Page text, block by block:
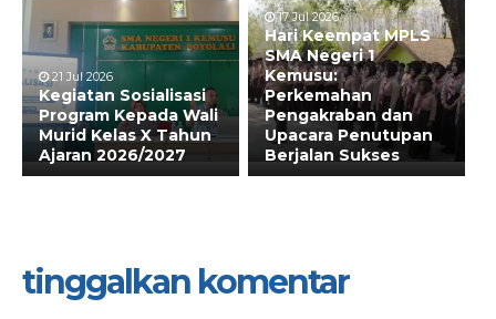
21 Jul 2026
Kegiatan Sosialisasi
Program Kepada Wali
Murid Kelas X Tahun
Ajaran 2026/2027
17 Jul 2026
Hari Keempat MPLS
SMA Negeri 1
Kemusu:
Perkemahan
Pengakraban dan
Upacara Penutupan
Berjalan Sukses
tinggalkan komentar